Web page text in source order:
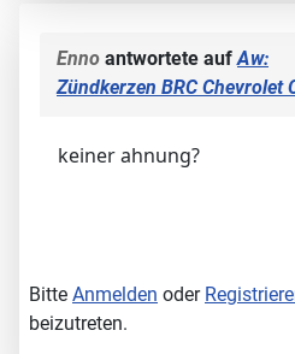
Enno antwortete aufAw:
Zündkerzen BRC Chevrolet
keiner ahnung?
Bitte Anmelden oder
beizutreten.